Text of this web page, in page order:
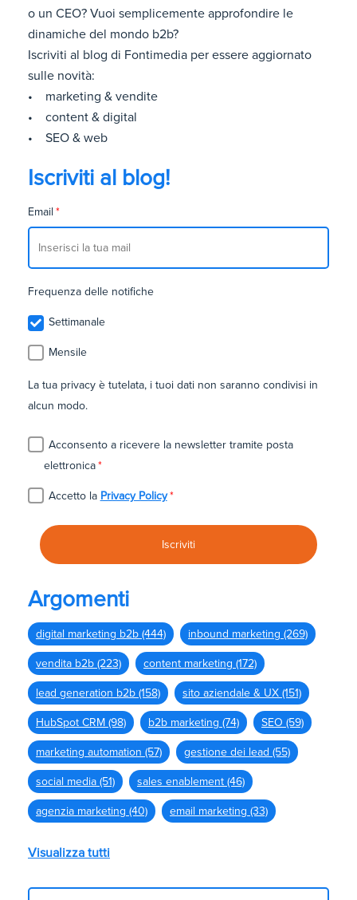
o un CEO? Vuoi semplicemente approfondire le
dinamiche del mondo b2b?
Iscriviti al blog di Fontimedia per essere aggiornato
sulle novità:
• marketing & vendite
• content & digital
• SEO & web
Iscriviti al blog!
Email *
Frequenza delle notifiche
Settimanale
Mensile
La tua privacy è tutelata, i tuoi dati non saranno condivisi in
alcun modo.
Acconsento a ricevere la newsletter tramite posta
elettronica*
Accetto la Privacy Policy *
Argomenti
digital marketing b2b (444) inbound marketing (269)
vendita b2b (223) content marketing (172)
lead generation b2b (158) sito aziendale & UX (151)
HubSpot CRM (98) b2b marketing (74) SEO (59)
marketing automation (57) gestione dei lead (55)
social media (51) sales enablement (46)
agenzia marketing (40) email marketing (33)
Visualizza tutti